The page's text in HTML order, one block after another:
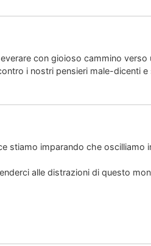
con gioioso cammino
i nostri pensieri male-dicenti e
stiamo imparando che
alle distrazioni di questo